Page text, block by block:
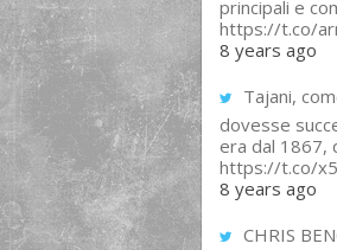
principali e
https://t.co/
8 years ago
Tajani,
dovesse
era dal 1867,
https://t.co/
8 years ago
CHRIS